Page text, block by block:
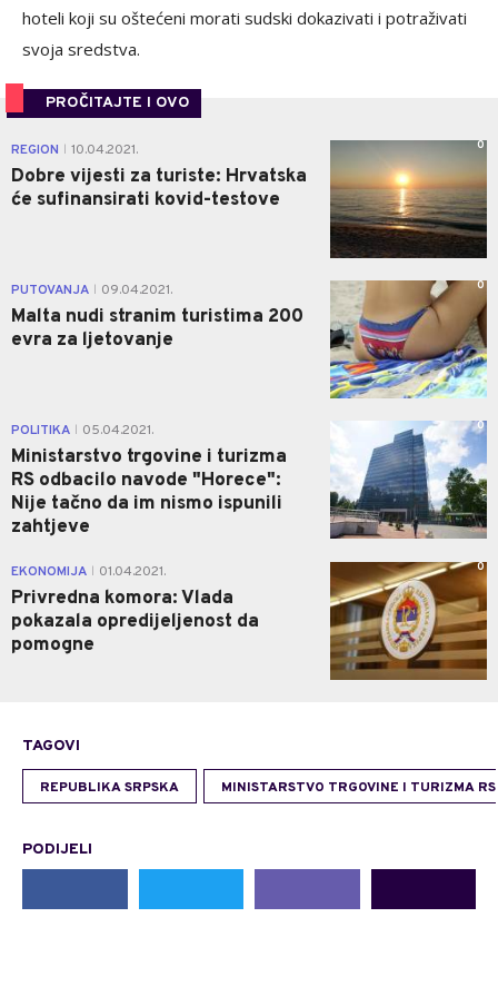
hoteli koji su oštećeni morati sudski dokazivati i potraživati
svoja sredstva.
PROČITAJTE I OVO
REGION 10.04.2021.
Dobre vijesti za turiste: Hrvatska
će sufinansirati kovid-testove
0
PUTOVANJA 09.04.2021.
Malta nudi stranim turistima 200
evra za ljetovanje
0
POLITIKA 05.04.2021.
Ministarstvo trgovine i turizma
RS odbacilo navode "Horece":
Nije tačno da im nismo ispunili
zahtjeve
0
EKONOMIJA 01.04.2021.
Privredna komora: Vlada
pokazala opredijeljenost da
pomogne
0
TAGOVI
REPUBLIKA SRPSKA MINISTARSTVO TRGOVINE I TURIZMA RS
PODIJELI